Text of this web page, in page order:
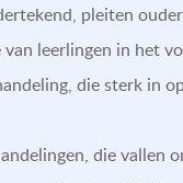
pleiten
leerlingen in het
die sterk in
die vallen